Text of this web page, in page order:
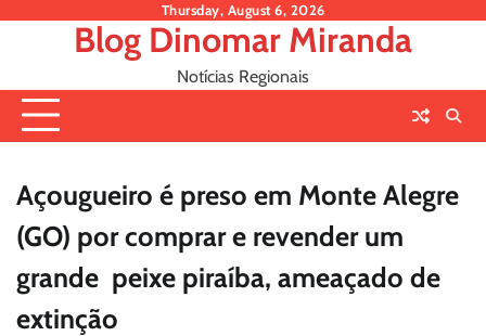
Thursday, August 6, 2026
Blog Dinomar Miranda
Notícias Regionais
Açougueiro é preso em Monte Alegre
(GO) por comprar e revender um
grande peixe piraíba, ameaçado de
extinção